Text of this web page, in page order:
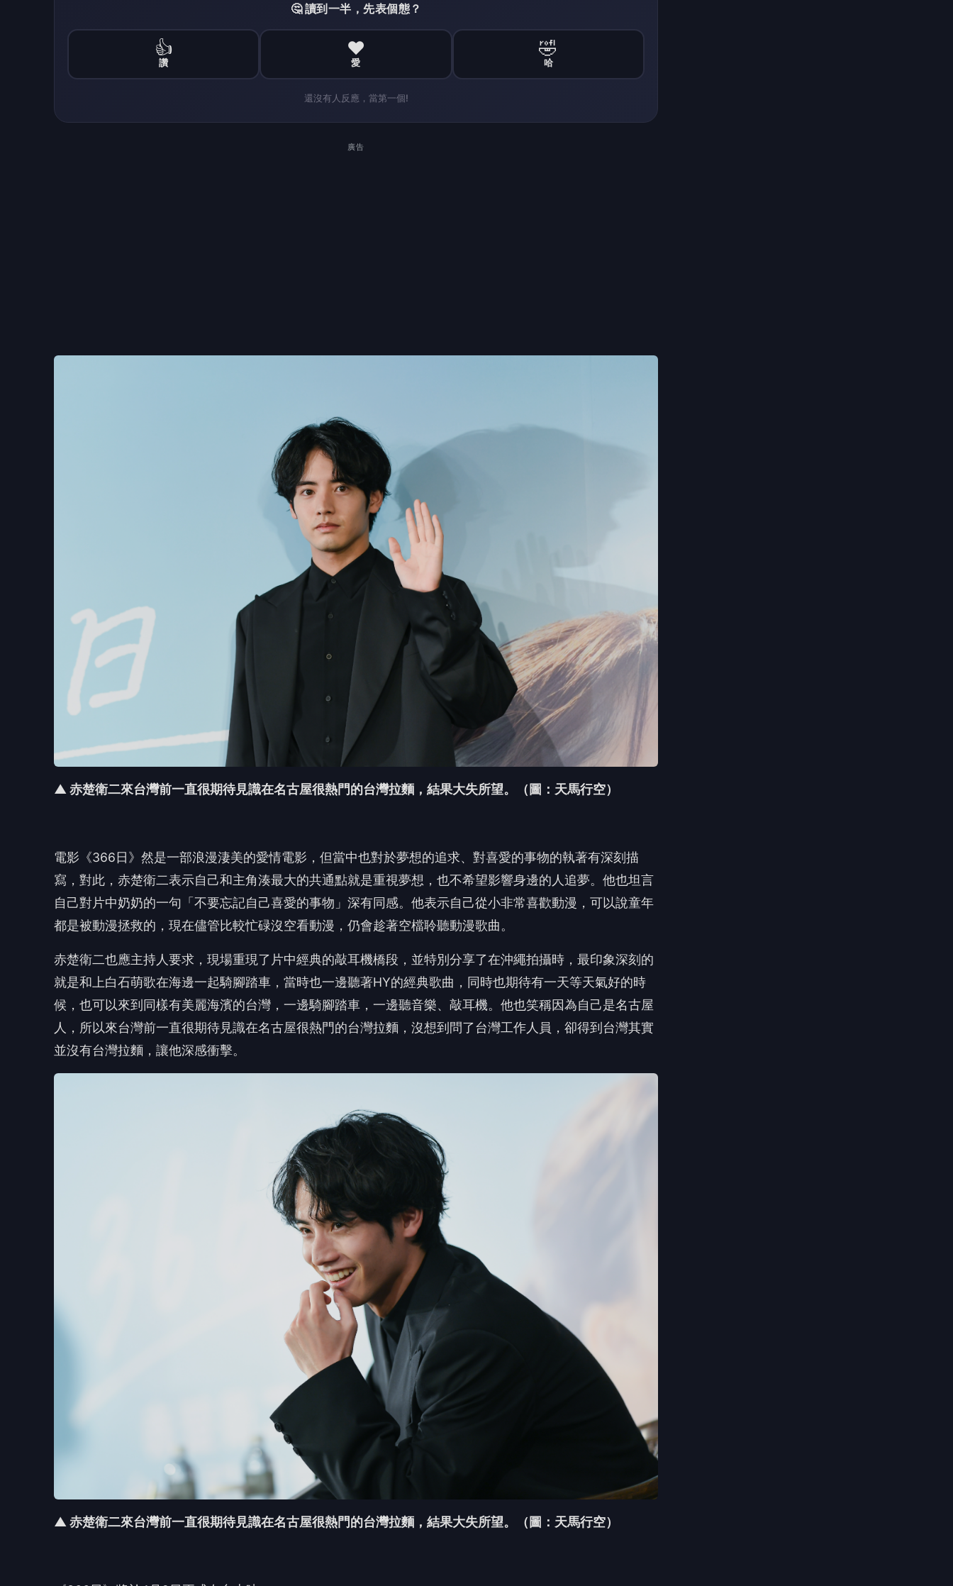
🤔 讀到一半，先表個態？
👍
讚
❤️
愛
🤣
哈
還沒有人反應，當第一個!
廣告
▲ 赤楚衛二來台灣前一直很期待見識在名古屋很熱門的台灣拉麵，結果大失所望。（圖：天馬行空）
電影《366日》然是一部浪漫淒美的愛情電影， 但當中也對於夢想的追求、對喜愛的事物的執著有深刻描
寫，對此， 赤楚衛二表示自己和主角湊最大的共通點就是重視夢想， 也不希望影響身邊的人追夢。他也坦言
自己對片中奶奶的一句「 不要忘記自己喜愛的事物」深有同感。 他表示自己從小非常喜歡動漫，可以說童年
都是被動漫拯救的， 現在儘管比較忙碌沒空看動漫，仍會趁著空檔聆聽動漫歌曲。
赤楚衛二也應主持人要求，現場重現了片中經典的敲耳機橋段， 並特別分享了在沖繩拍攝時， 最印象深刻的
就是和上白石萌歌在海邊一起騎腳踏車， 當時也一邊聽著HY的經典歌曲， 同時也期待有一天等天氣好的時
候， 也可以來到同樣有美麗海濱的台灣，一邊騎腳踏車，一邊聽音樂、 敲耳機。他也笑稱因為自己是名古屋
人， 所以來台灣前一直很期待見識在名古屋很熱門的台灣拉麵， 沒想到問了台灣工作人員，卻得到台灣其實
並沒有台灣拉麵， 讓他深感衝擊。
▲ 赤楚衛二來台灣前一直很期待見識在名古屋很熱門的台灣拉麵，結果大失所望。（圖：天馬行空）